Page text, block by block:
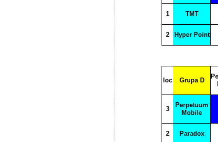
1 TMT
2 Hyper Point
loc Grupa D
3
Perpetuum
Mobile
2 Paradox